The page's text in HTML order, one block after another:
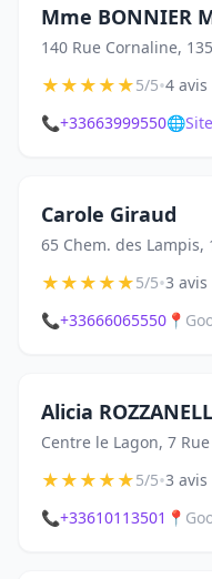
Mme BONNIER
140 Rue Cornaline,
★★★★★5/5•4 avis
📞+33663999550🌐
Carole Giraud
65 Chem. des Lampis,
★★★★★5/5•3 avis
📞+33666065550 📍
Alicia
Centre le Lagon, 7
★★★★★5/5•3 avis
📞+33610113501 📍